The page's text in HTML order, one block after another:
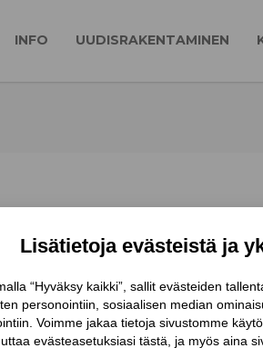
INFO UUDISRAKENTAMINEN